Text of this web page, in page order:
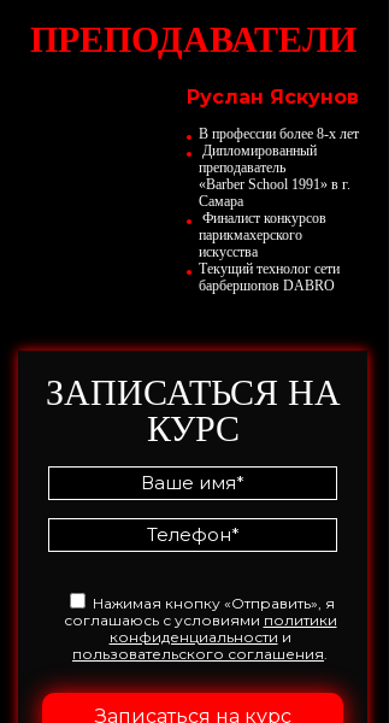
ПРЕПОДАВАТЕЛИ
Руслан Яскунов
В профессии более 8-х лет
Дипломированный
преподаватель
«Barber School 1991» в г.
Самара
Финалист конкурсов
парикмахерского
искусства
Текущий технолог сети
барбершопов DABRO
ЗАПИСАТЬСЯ НА
КУРС
Нажимая кнопку «Отправить», я
соглашаюсь с условиями политики
конфиденциальности и
пользовательского соглашения